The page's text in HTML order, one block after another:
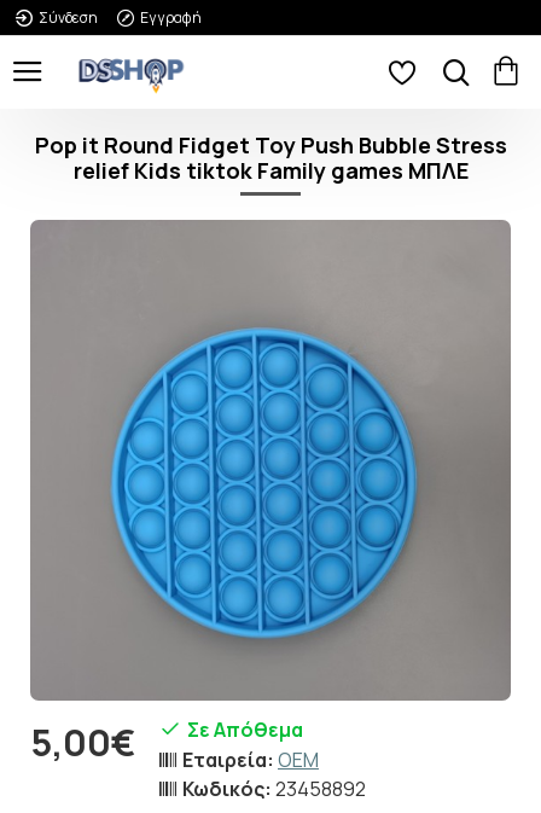
Σύνδεση Εγγραφή
Pop it Round Fidget Toy Push Bubble Stress
relief Kids tiktok Family games ΜΠΛΕ
5,00€
Σε Απόθεμα
Εταιρεία: OEM
Κωδικός: 23458892